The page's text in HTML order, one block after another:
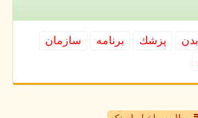
بدن پزشك برنامه
سازمان